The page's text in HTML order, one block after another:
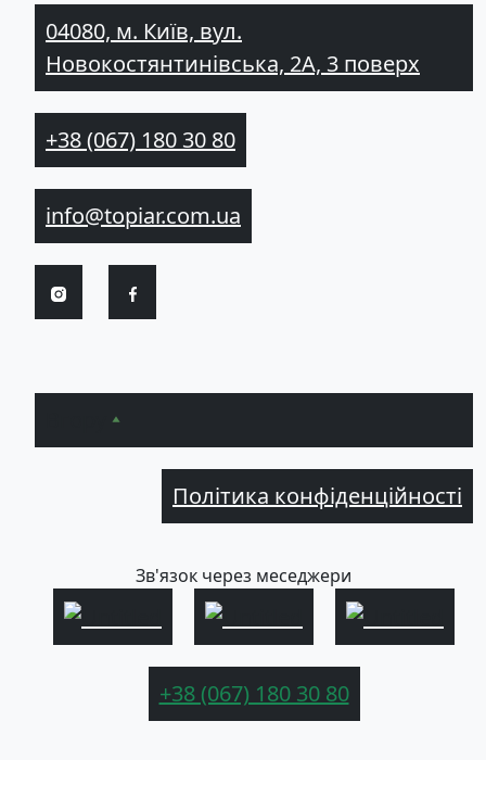
04080, м. Київ, вул.
Новокостянтинівська, 2А, 3 поверх
+38 (067) 180 30 80
info@topiar.com.ua
Політика конфіденційності
Зв'язок через меседжери
+38 (067) 180 30 80